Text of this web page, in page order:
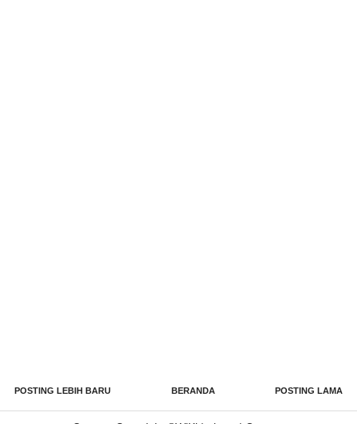
POSTING LEBIH BARU POSTING LAMA
BERANDA